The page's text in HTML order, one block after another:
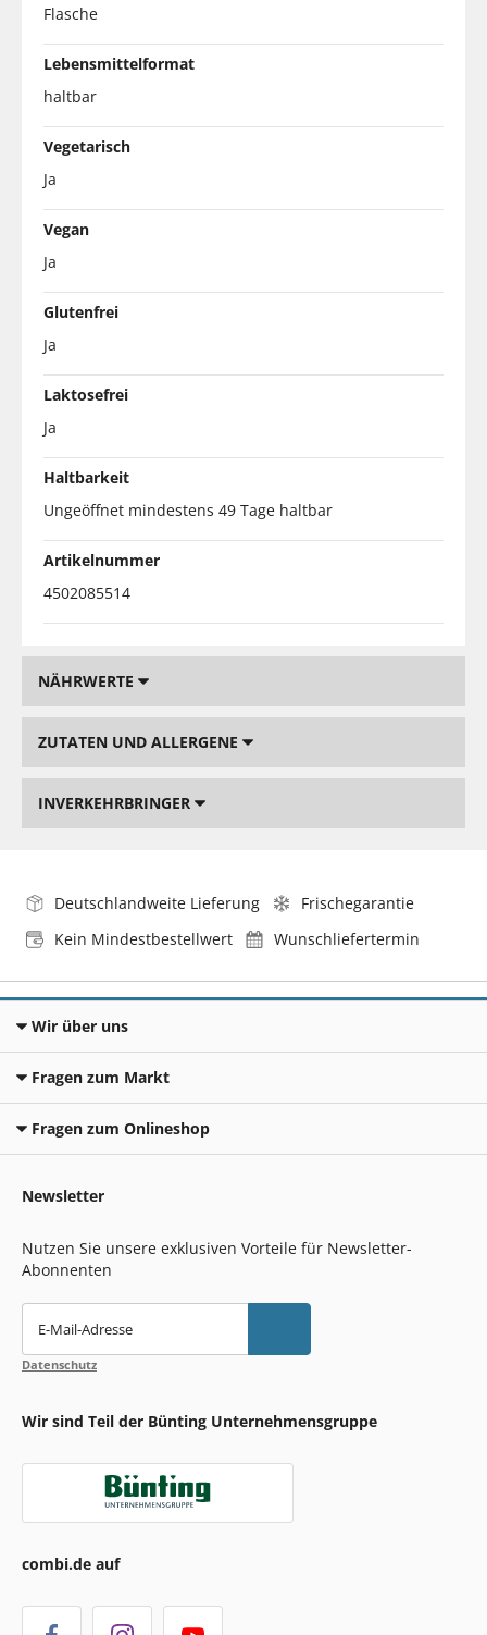
Flasche
Lebensmittelformat
haltbar
Vegetarisch
Ja
Vegan
Ja
Glutenfrei
Ja
Laktosefrei
Ja
Haltbarkeit
Ungeöffnet mindestens 49 Tage haltbar
Artikelnummer
4502085514
NÄHRWERTE
ZUTATEN UND ALLERGENE
INVERKEHRBRINGER
Deutschlandweite Lieferung
Frischegarantie
Kein Mindestbestellwert
Wunschliefertermin
Wir über uns
Fragen zum Markt
Fragen zum Onlineshop
Newsletter
Nutzen Sie unsere exklusiven Vorteile für Newsletter-
Abonnenten
E-Mail-Adresse
Datenschutz
Wir sind Teil der Bünting Unternehmensgruppe
combi.de auf